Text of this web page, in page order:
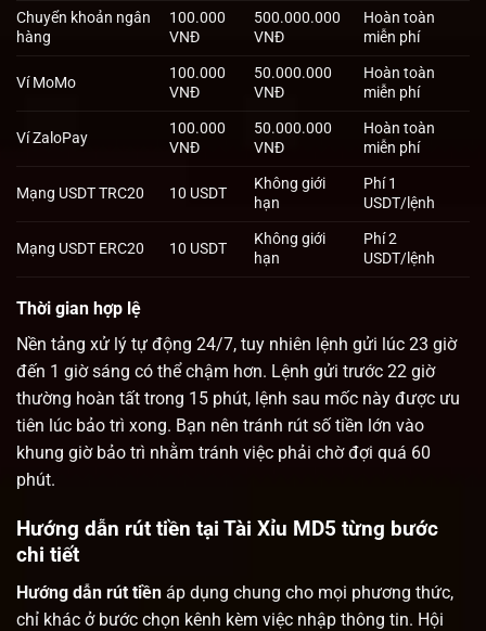
Chuyển khoản ngân
hàng
100.000
VNĐ
500.000.000
VNĐ
Hoàn toàn
miễn phí
Ví MoMo
100.000
VNĐ
50.000.000
VNĐ
Hoàn toàn
miễn phí
Ví ZaloPay
100.000
VNĐ
50.000.000
VNĐ
Hoàn toàn
miễn phí
Mạng USDT TRC20 10 USDT
Không giới
hạn
Phí 1
USDT/lệnh
Mạng USDT ERC20 10 USDT
Không giới
hạn
Phí 2
USDT/lệnh
Thời gian hợp lệ
Nền tảng xử lý tự động 24/7, tuy nhiên lệnh gửi lúc 23 giờ
đến 1 giờ sáng có thể chậm hơn. Lệnh gửi trước 22 giờ
thường hoàn tất trong 15 phút, lệnh sau mốc này được ưu
tiên lúc bảo trì xong. Bạn nên tránh rút số tiền lớn vào
khung giờ bảo trì nhằm tránh việc phải chờ đợi quá 60
phút.
Hướng dẫn rút tiền tại Tài Xỉu MD5 từng bước
chi tiết
Hướng dẫn rút tiền áp dụng chung cho mọi phương thức,
chỉ khác ở bước chọn kênh kèm việc nhập thông tin. Hội